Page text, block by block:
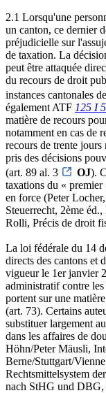
2.1 Lorsqu'une
un canton, ce dernier
préjudicielle sur
de taxation. La
peut être attaquée
du recours de droit
instances cantonales
également ATF 125 I
matière de recours
notamment en cas de
recours de trente
pris des décisions
(art. 89 al. 3
OJ).
taxations du « premier
en force (Peter
Steuerrecht, 2ème
Rolli, Précis de droit
La loi fédérale du 14
directs des cantons et
vigueur le 1er janvier
administratif contre
portent sur une
(art. 73). Certains
substituer largement
dans les affaires de
Höhn/Peter Mäusli,
Berne/Stuttgart/
Rechtsmittelsystem
nach StHG und DBG,